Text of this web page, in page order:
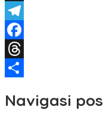
X
Telegram
Facebook
Threads
Navigasi pos